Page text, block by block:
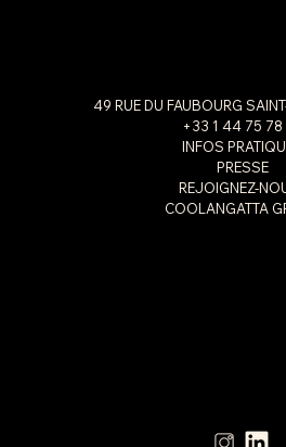
49 RUE DU FAUBOURG
+33 1 44 75 78
INFOS
PRESSE
REJOIGNEZ-
COOLANGATTA